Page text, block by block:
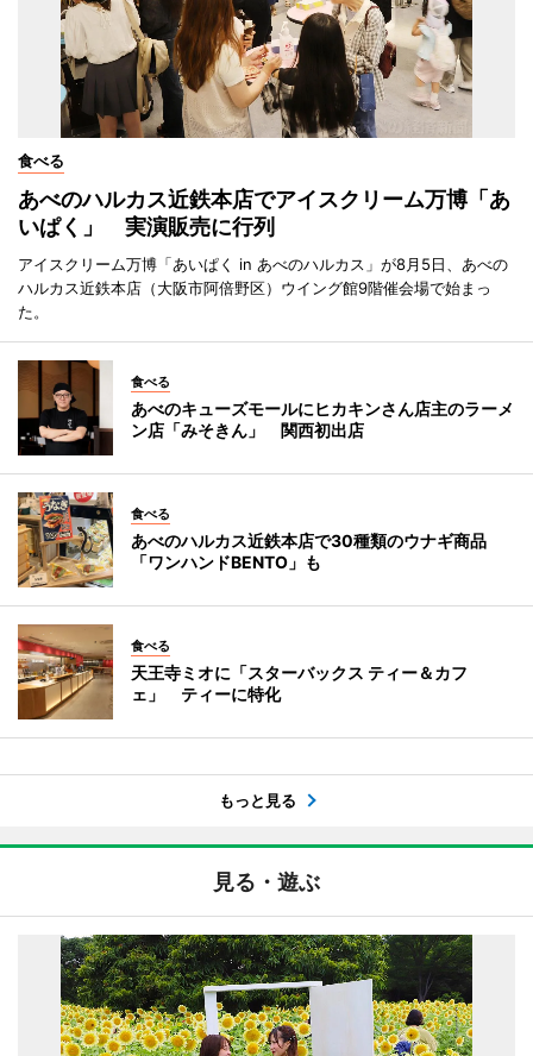
食べる
あべのハルカス近鉄本店でアイスクリーム万博「あ
いぱく」 実演販売に行列
アイスクリーム万博「あいぱく in あべのハルカス」が8月5日、あべの
ハルカス近鉄本店（大阪市阿倍野区）ウイング館9階催会場で始まっ
た。
食べる
あべのキューズモールにヒカキンさん店主のラーメ
ン店「みそきん」 関西初出店
食べる
あべのハルカス近鉄本店で30種類のウナギ商品
「ワンハンドBENTO」も
食べる
天王寺ミオに「スターバックス ティー＆カフ
ェ」 ティーに特化
もっと見る
見る・遊ぶ